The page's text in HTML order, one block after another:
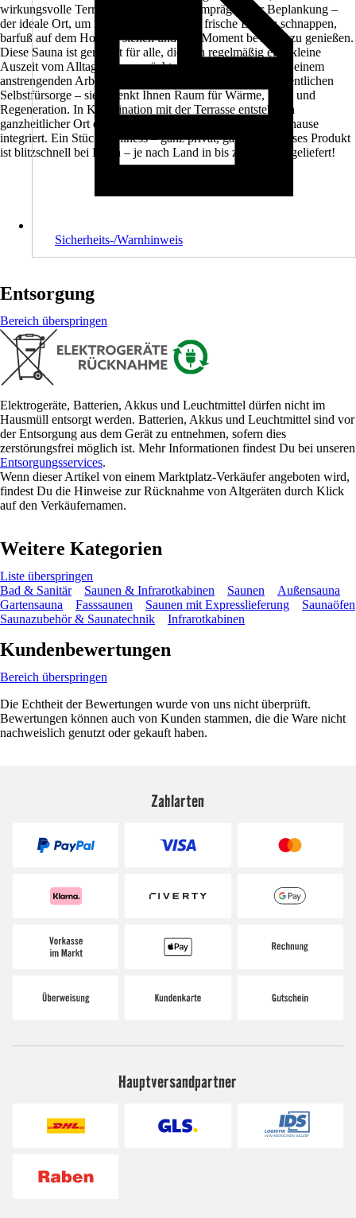
wirkungsvolle Terrasse mit kesseldruckimprägnierter Beplankung –
der ideale Ort, um nach dem Saunagang frische Luft zu schnappen,
barfuß auf dem Holz zu stehen und den Moment bewusst zu genießen.
Diese Sauna ist gemacht für alle, die sich regelmäßig eine kleine
Auszeit vom Alltag gönnen möchten. Ob nach dem Sport, einem
anstrengenden Arbeitstag oder einfach als Teil Ihrer wöchentlichen
Selbstfürsorge – sie schenkt Ihnen Raum für Wärme, Stille und
Regeneration. In Kombination mit der Terrasse entsteht ein
ganzheitlicher Ort der Erholung, der sich perfekt in Ihr Zuhause
integriert. Ein Stück Wellness – ganz privat, ganz nah. Dieses Produkt
ist blitzschnell bei Ihnen – je nach Land in bis zu 5 Tagen geliefert!
Sicherheits-/Warnhinweis
Entsorgung
Bereich überspringen
Elektrogeräte, Batterien, Akkus und Leuchtmittel dürfen nicht im
Hausmüll entsorgt werden. Batterien, Akkus und Leuchtmittel sind vor
der Entsorgung aus dem Gerät zu entnehmen, sofern dies
zerstörungsfrei möglich ist. Mehr Informationen findest Du bei unseren
Entsorgungsservices.
Wenn dieser Artikel von einem Marktplatz-Verkäufer angeboten wird,
findest Du die Hinweise zur Rücknahme von Altgeräten durch Klick
auf den Verkäufernamen.
Weitere Kategorien
Liste überspringen
Bad & Sanitär
Saunen & Infrarotkabinen Saunen
Außensauna
Gartensauna
Fasssaunen Saunen mit Expresslieferung
Saunaöfen
Saunazubehör & Saunatechnik
Infrarotkabinen
Kundenbewertungen
Bereich überspringen
Die Echtheit der Bewertungen wurde von uns nicht überprüft.
Bewertungen können auch von Kunden stammen, die die Ware nicht
nachweislich genutzt oder gekauft haben.
Zahlarten
Hauptversandpartner